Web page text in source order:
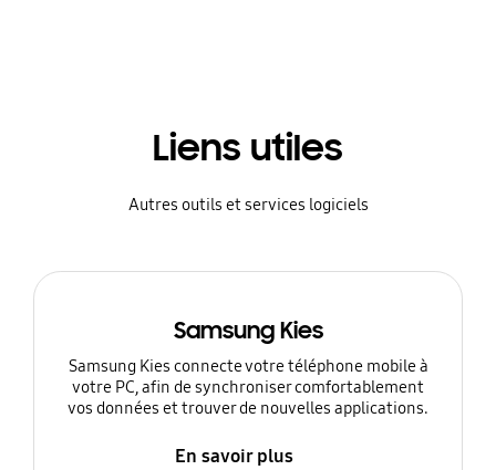
Liens utiles
Autres outils et services logiciels
Samsung Kies
Samsung Kies connecte votre téléphone mobile à
votre PC, afin de synchroniser comfortablement
vos données et trouver de nouvelles applications.
En savoir plus